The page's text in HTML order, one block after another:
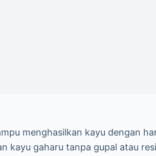
menghasilkan kayu dengan
kayu gaharu tanpa gupal atau